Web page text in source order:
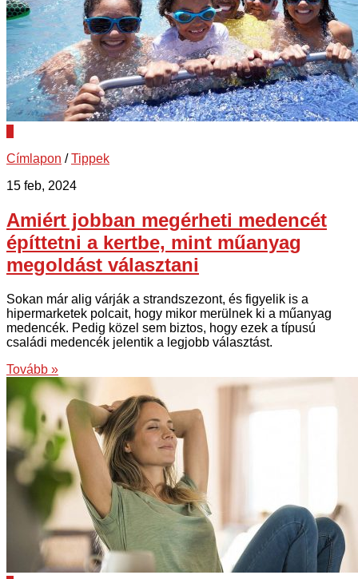
Címlapon /Tippek
15 feb, 2024
Amiért jobban megérheti medencét
építtetni a kertbe, mint műanyag
megoldást választani
Sokan már alig várják a strandszezont, és figyelik is a
hipermarketek polcait, hogy mikor merülnek ki a műanyag
medencék. Pedig közel sem biztos, hogy ezek a típusú
családi medencék jelentik a legjobb választást.
Tovább »